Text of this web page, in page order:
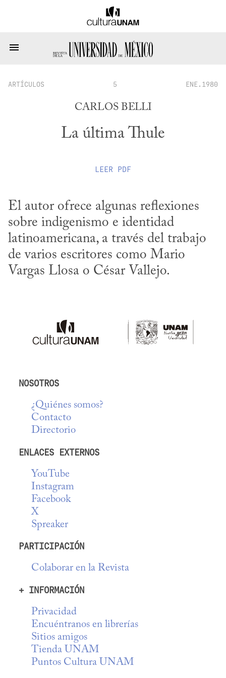
ARTÍCULOS 5 ENE.1980
CARLOS BELLI
La última Thule
LEER PDF
El autor ofrece algunas reflexiones
sobre indigenismo e identidad
latinoamericana, a través del trabajo
de varios escritores como Mario
Vargas Llosa o César Vallejo.
NOSOTROS
¿Quiénes somos?
Contacto
Directorio
ENLACES EXTERNOS
YouTube
Instagram
Facebook
X
Spreaker
PARTICIPACIÓN
Colaborar en la Revista
+ INFORMACIÓN
Privacidad
Encuéntranos en librerías
Sitios amigos
Tienda UNAM
Puntos Cultura UNAM